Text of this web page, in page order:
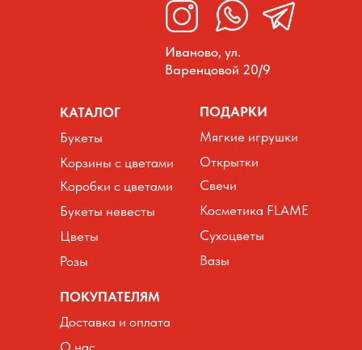
Иваново, ул.
Варенцовой 20/9
КАТАЛОГ ПОДАРКИ
ПОКУПАТЕЛЯМ
Букеты
Корзины с цветами
Коробки с цветами
Цветы
Розы
Букеты невесты
Мягкие игрушки
Открытки
Свечи
Сухоцветы
Вазы
Косметика FLAME
Доставка и оплата